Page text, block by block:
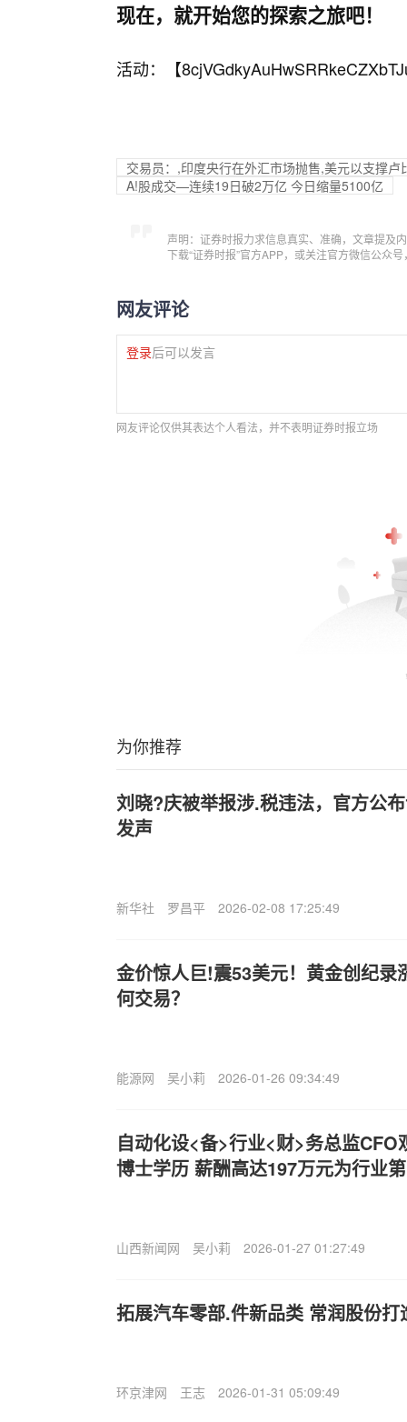
现在，就开始您的探索之旅吧！
活动：【
交易员：,印度央行在外汇市场抛售,美元以支撑卢
A!股成交—连续19日破2万亿 今日缩量5100亿
声明：证券时报力求信息真实、准确，文章提及
下载“证券时报”官方APP，或关注官方微信公众
网友评论
登录后可以发言
网友评论仅供其表达个人看法，并不表明证券时报立场
为你推荐
刘晓?庆被举报涉.税违法，官方公
发声
新华社 罗昌平 2026-02-08 17:25:49
金价惊人巨!震53美元！黄金创纪录
何交易？
能源网 吴小莉 2026-01-26 09:34:49
自动化设<备>行业<财>务总监
博士学历 薪酬高达197万元为行业
山西新闻网 吴小莉 2026-01-27 01:27:49
拓展汽车零部.件新品类 常润股份打
环京津网 王志 2026-01-31 05:09:49